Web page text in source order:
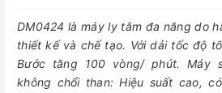
DM0424 là máy ly tâm đa năng do
thiết kế và chế tạo. Với dải tốc độ
Bước tăng 100 vòng/ phút. Máy
không chổi than: Hiệu suất cao,